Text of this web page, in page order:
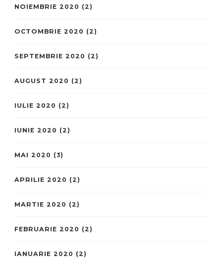
NOIEMBRIE 2020 (2)
OCTOMBRIE 2020 (2)
SEPTEMBRIE 2020 (2)
AUGUST 2020 (2)
IULIE 2020 (2)
IUNIE 2020 (2)
MAI 2020 (3)
APRILIE 2020 (2)
MARTIE 2020 (2)
FEBRUARIE 2020 (2)
IANUARIE 2020 (2)